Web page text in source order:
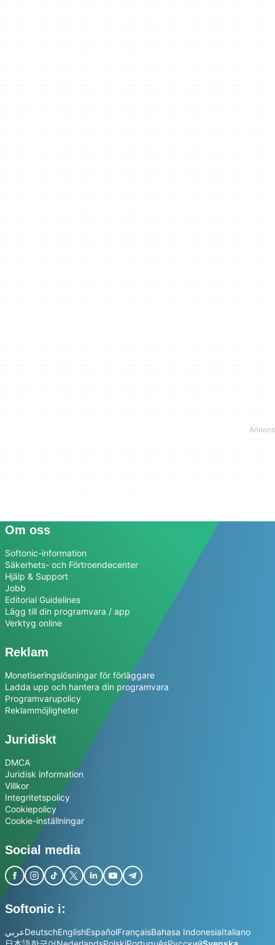
Om oss
Softonic-information
Säkerhets- och Förtroendecenter
Hjälp & Support
Jobb
Editorial Guidelines
Lägg till din programvara / app
Verktyg online
Reklam
Monetiseringslösningar för förläggare
Ladda upp och hantera din programvara
Programvarupolicy
Reklammöjligheter
Juridiskt
DMCA
Juridisk information
Villkor
Integritetspolicy
Cookiepolicy
Cookie-inställningar
Social media
Softonic i:
عربيDeutschEnglishEspañolFrançaisBahasa IndonesiaItaliano